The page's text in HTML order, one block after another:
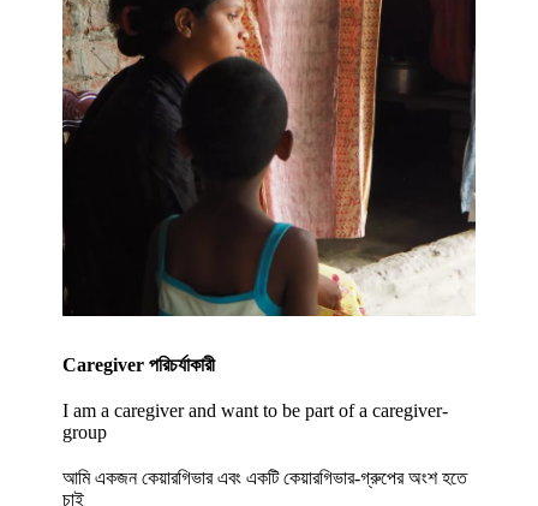
Caregiverপরিচর্যাকারী
I am a caregiver and want to be part of a caregiver-
group
আমি একজন কেয়ারগিভার এবং একটি কেয়ারগিভার-গ্রুপের অংশ হতে
চাই